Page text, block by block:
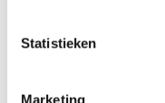
Statistieken
Marketing